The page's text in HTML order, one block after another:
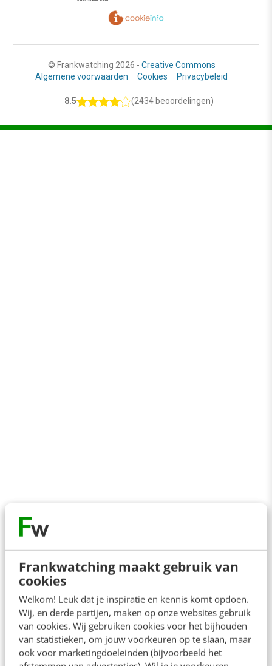
Frankwatching maakt gebruik van
cookies
Welkom! Leuk dat je inspiratie en kennis komt opdoen.
Wij, en derde partijen, maken op onze websites gebruik
van cookies. Wij gebruiken cookies voor het bijhouden
van statistieken, om jouw voorkeuren op te slaan, maar
ook voor marketingdoeleinden (bijvoorbeeld het
© Frankwatching 2026 - Creative Commons
Algemene voorwaarden
Cookies Privacybeleid
8.5 (2434 beoordelingen)